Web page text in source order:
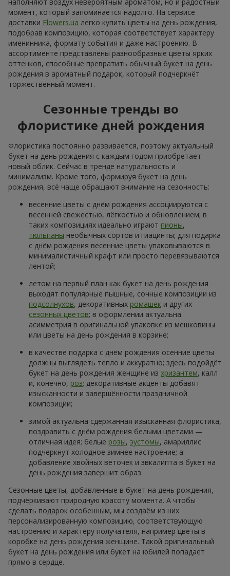
момент, который запоминается надолго. На сервисе
доставки Flowers.ua легко купить цветы на день рождения,
подобрав композицию, которая соответствует характеру
именинника, формату события и даже настроению. В
ассортименте представлены разнообразные цветы ярких
оттенков, способные превратить обычный букет на день
рождения в ароматный подарок, который подчеркнёт
торжественный момент.
Сезонные тренды во
флористике дней рождения
Флористика постоянно развивается, поэтому актуальный
букет на день рождения с каждым годом приобретает
новый облик. Сейчас в тренде натуральность и
минимализм. Кроме того, формируя букет на день
рождения, всё чаще обращают внимание на сезонность:
весенние цветы с днём рождения ассоциируются с
весенней свежестью, лёгкостью и обновлением; в
таких композициях идеально играют пионы,
тюльпаны необычных сортов и гиацинты; для подарка
с днём рождения весенние цветы упаковываются в
минималистичный крафт или просто перевязываются
лентой;
летом на первый план как букет на день рождения
выходят популярные пышные, сочные композиции из
подсолнухов, декоративных ромашек и других
сезонных цветов; в оформлении актуальна
асимметрия в оригинальной упаковке из мешковины
или цветы на день рождения в корзине;
в качестве подарка с днём рождения осенние цветы
должны выглядеть тепло и аккуратно; здесь подойдёт
букет на день рождения женщине из хризантем, калл
и, конечно, роз; декоративные акценты добавят
изысканности и завершённости праздничной
композиции;
зимой актуальна сдержанная изысканная флористика,
поздравить с днём рождения белыми цветами —
отличная идея; белые розы, эустомы, амариллис
подчеркнут холодное зимнее настроение; а
добавление хвойных веточек и эвкалипта в букет на
день рождения завершит образ.
Сезонные цветы, добавленные в букет на день рождения,
подчёркивают природную красоту момента. А чтобы
сделать подарок особенным, мы создаём из них
персонализированную композицию, соответствующую
настроению и характеру получателя, например цветы в
коробке на день рождения женщине. Такой оригинальный
букет на день рождения или букет на юбилей попадает
прямо в сердце.